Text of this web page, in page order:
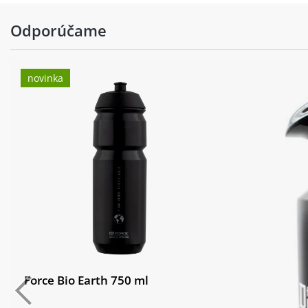
Odporúčame
novinka
Force Bio Earth 750 ml